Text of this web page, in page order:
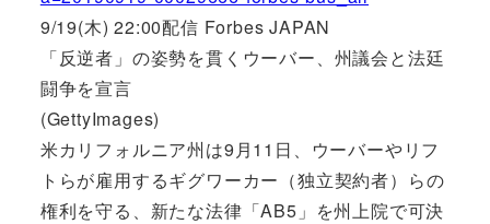
9/19(木) 22:00配信 Forbes JAPAN
「反逆者」の姿勢を貫くウーバー、州議会と法廷
闘争を宣言
(GettyImages)
米カリフォルニア州は9月11日、ウーバーやリフ
トらが雇用するギグワーカー（独立契約者）らの
権利を守る、新たな法律「AB5」を州上院で可決